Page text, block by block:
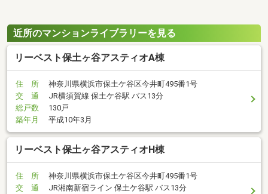
近所のマンションライブラリーを見る
リーベスト保土ヶ谷アスティオA棟
住 所
神奈川県横浜市保土ケ谷区今井町495番1号
交 通
JR横須賀線 保土ケ谷駅 バス13分
総戸数
130戸
築年月
平成10年3月
リーベスト保土ヶ谷アスティオH棟
住 所
神奈川県横浜市保土ケ谷区今井町495番1号
交 通
JR湘南新宿ライン 保土ケ谷駅 バス13分